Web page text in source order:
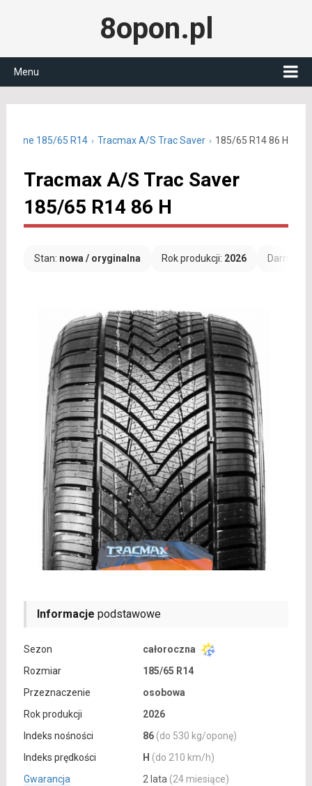
8opon.pl
Menu
185/65 R14 Tracmax A/S Trac Saver 185/65 R14 86 H
Tracmax A/S Trac Saver
185/65 R14 86 H
Stan: nowa / oryginalna Rok produkcji: 2026
Informacje podstawowe
Sezon
całoroczna
Rozmiar
185/65 R14
Przeznaczenie
osobowa
Rok produkcji
2026
Indeks nośności
86 (do 530 kg/oponę)
Indeks prędkości
H (do 210 km/h)
Gwarancja
2 lata (24 miesiące)